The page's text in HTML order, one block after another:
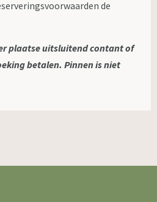
de
plaatse uitsluitend contant of
betalen. Pinnen is niet